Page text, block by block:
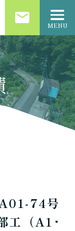
email MENU
74号
工（A1･